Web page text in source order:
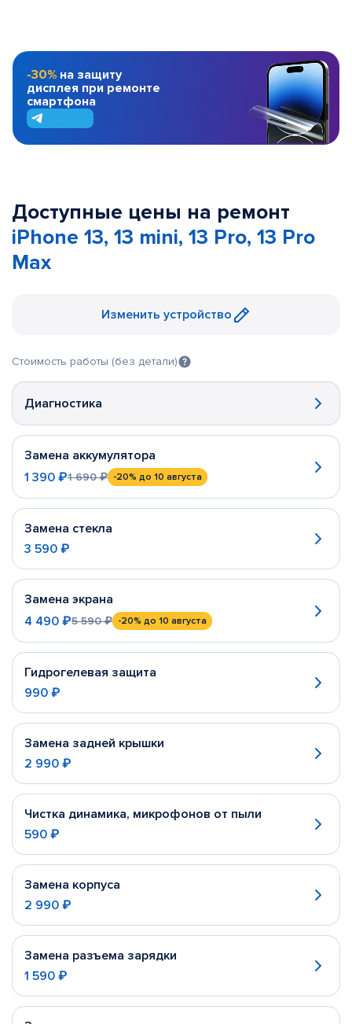
-30% на защиту
дисплея при ремонте
смартфона
Доступные цены на ремонт
iPhone 13, 13 mini, 13 Pro, 13 Pro
Max
Изменить устройство
Стоимость работы (без детали)
Диагностика
Замена аккумулятора
1 390 ₽1 690 ₽ -20% до 10 августа
Замена стекла
3 590 ₽
Замена экрана
4 490 ₽5 590 ₽ -20% до 10 августа
Гидрогелевая защита
990 ₽
Замена задней крышки
2 990 ₽
Чистка динамика, микрофонов от пыли
590 ₽
Замена корпуса
2 990 ₽
Замена разъема зарядки
1 590 ₽